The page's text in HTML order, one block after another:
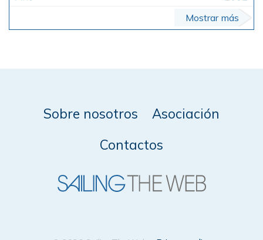
Mostrar más
Sobre nosotros
Asociación
Contactos